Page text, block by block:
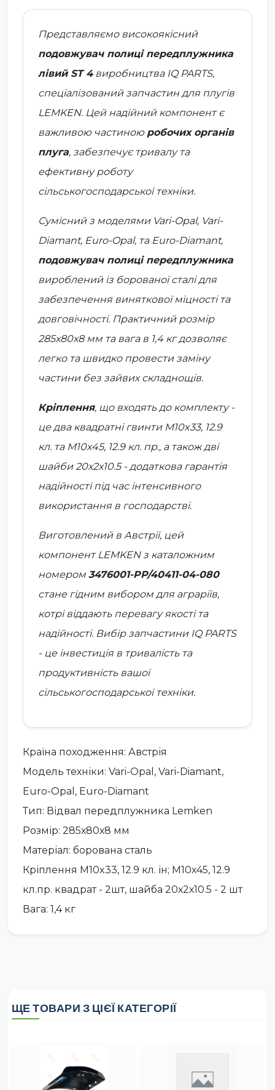
Представляємо високоякісний
подовжувач полиці передплужника
лівий ST 4виробництва IQ PARTS,
спеціалізований запчастин для плугів
LEMKEN. Цей надійний компонент є
важливою частиною робочих органів
плуга, забезпечує тривалу та
ефективну роботу
сільськогосподарської техніки.
Сумісний з моделями Vari-Opal, Vari-
Diamant, Euro-Opal, та Euro-Diamant,
подовжувач полиці передплужника
вироблений із борованої сталідля
забезпечення виняткової міцності та
довговічності. Практичний розмір
285х80х8 мм та вага в 1,4 кгдозволяє
легко та швидко провести заміну
частини без зайвих складнощів.
Кріплення, що входять до комплекту -
це два квадратні гвинти М10x33, 12.9
кл. та М10х45, 12.9 кл. пр., а також дві
шайби 20х2х10.5- додаткова гарантія
надійності під час інтенсивного
використання в господарстві.
Виготовлений в Австрії, цей
компонент LEMKENз каталожним
номером 3476001-PP/40411-04-080
стане гідним вибором для аграріїв,
котрі віддають перевагу якості та
надійності. Вибір запчастини IQ PARTS
- це інвестиція в тривалість та
продуктивність вашої
сільськогосподарської техніки.
Країна походження: Австрія
Модель техніки: Vari-Opal, Vari-Diamant,
Euro-Opal, Euro-Diamant
Тип: Відвал передплужника Lemken
Розмір: 285х80х8 мм
Матеріал: борована сталь
Кріплення М10x33, 12.9 кл. ін; М10х45, 12.9
кл.пр. квадрат - 2шт, шайба 20х2х10.5 - 2 шт
Вага: 1,4 кг
ЩЕ ТОВАРИ З ЦІЄЇ КАТЕГОРІЇ